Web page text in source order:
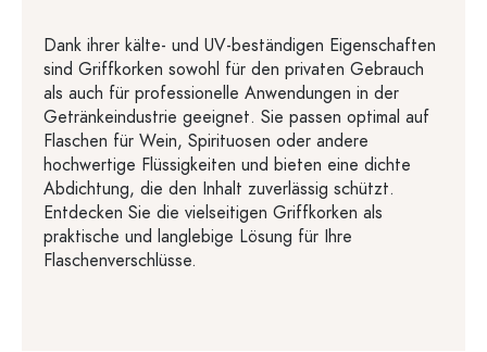
Dank ihrer kälte- und UV-beständigen Eigenschaften
sind Griffkorken sowohl für den privaten Gebrauch
als auch für professionelle Anwendungen in der
Getränkeindustrie geeignet. Sie passen optimal auf
Flaschen für Wein, Spirituosen oder andere
hochwertige Flüssigkeiten und bieten eine dichte
Abdichtung, die den Inhalt zuverlässig schützt.
Entdecken Sie die vielseitigen Griffkorken als
praktische und langlebige Lösung für Ihre
Flaschenverschlüsse.